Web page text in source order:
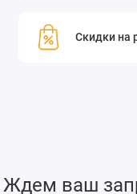
Скидки на
Ждем ваш